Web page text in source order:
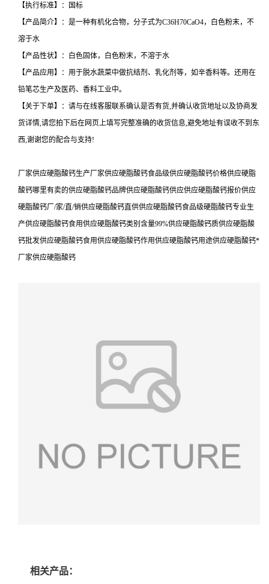
【执行标准】：国标
【产品简介】：是一种有机化合物，分子式为C36H70CaO4，白色粉末，不
溶于水
【产品性状】：白色固体，白色粉末，不溶于水
【产品应用】：用于脱水蔬菜中做抗结剂、乳化剂等，如辛香料等。还用在
铅笔芯生产及医药、香料工业中。
【关于下单】：请与在线客服联系确认是否有货,并确认收货地址以及协商发
货详情,请您拍下后在网页上填写完整准确的收货信息,避免地址有误收不到东
西,谢谢您的配合与支持!
厂家供应硬脂酸钙生产厂家供应硬脂酸钙食品级供应硬脂酸钙价格供应硬脂
酸钙哪里有卖的供应硬脂酸钙品牌供应硬脂酸钙供应供应硬脂酸钙报价供应
硬脂酸钙厂/家/直/销供应硬脂酸钙直供供应硬脂酸钙食品级硬脂酸钙专业生
产供应硬脂酸钙食用供应硬脂酸钙类别含量99%供应硬脂酸钙质供应硬脂酸
钙批发供应硬脂酸钙食用供应硬脂酸钙作用供应硬脂酸钙用途供应硬脂酸钙*
厂家供应硬脂酸钙
相关产品：